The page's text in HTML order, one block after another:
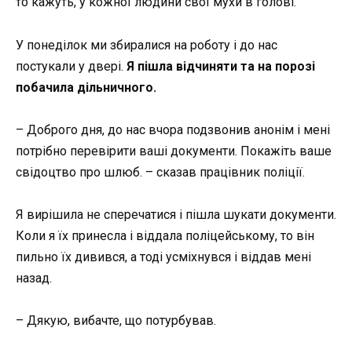
У понеділок ми збиралися на роботу і до нас
постукали у двері. Я пішла відчиняти та на порозі
побачила дільничного.
– Доброго дня, до нас вчора подзвонив анонім і мені
потрібно перевірити ваші документи. Покажіть ваше
свідоцтво про шлюб. – сказав працівник поліції.
Я вирішила не сперечатися і пішла шукати документи.
Коли я їх принесла і віддала поліцейському, то він
пильно їх дивився, а тоді усміхнувся і віддав мені
назад.
– Дякую, вибачте, що потурбував.